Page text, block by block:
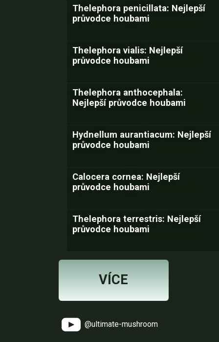
Thelephora penicillata: Nejlepší
průvodce houbami
Thelephora vialis: Nejlepší
průvodce houbami
Thelephora anthocephala:
Nejlepší průvodce houbami
Hydnellum aurantiacum: Nejlepší
průvodce houbami
Calocera cornea: Nejlepší
průvodce houbami
Thelephora terrestris: Nejlepší
průvodce houbami
VÍCE
@ultimate-mushroom